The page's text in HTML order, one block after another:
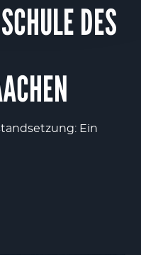
DES
Ein